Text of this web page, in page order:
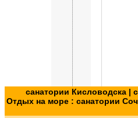
санатории Кисловодска|
Отдых на море : санатории